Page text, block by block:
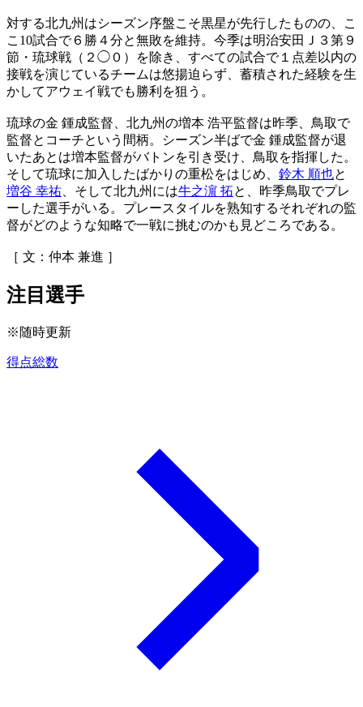
対する北九州はシーズン序盤こそ黒星が先行したものの、こ
こ10試合で６勝４分と無敗を維持。今季は明治安田Ｊ３第９
節・琉球戦（２◯０）を除き、すべての試合で１点差以内の
接戦を演じているチームは悠揚迫らず、蓄積された経験を生
かしてアウェイ戦でも勝利を狙う。
琉球の金 鍾成監督、北九州の増本 浩平監督は昨季、鳥取で
監督とコーチという間柄。シーズン半ばで金 鍾成監督が退
いたあとは増本監督がバトンを引き受け、鳥取を指揮した。
そして琉球に加入したばかりの重松をはじめ、 鈴木 順也と
増谷 幸祐 、そして北九州には牛之濵 拓と、昨季鳥取でプレ
ーした選手がいる。プレースタイルを熟知するそれぞれの監
督がどのような知略で一戦に挑むのかも見どころである。
［ 文：仲本 兼進 ］
注目選手
※随時更新
得点総数